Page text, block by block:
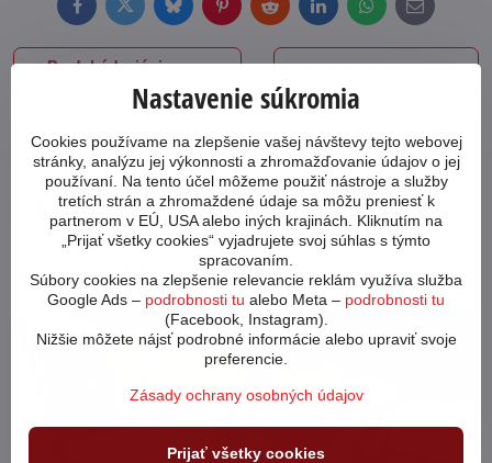
Novinky z blogu
64010
FacebookTwitterBlueskyPinterestRedditLinkedInWhatsApp
E-
mail
Predchádzajúci
Ako poskladať bicykel? Preprava tovaru
Aký bicykel si
vybrať?
Garancia najnižšej
ceny
Nastavenie súkromia
Cookies používame na zlepšenie vašej návštevy tejto webovej
stránky, analýzu jej výkonnosti a zhromažďovanie údajov o jej
používaní. Na tento účel môžeme použiť nástroje a služby
tretích strán a zhromaždené údaje sa môžu preniesť k
partnerom v EÚ, USA alebo iných krajinách. Kliknutím na
„Prijať všetky cookies“ vyjadrujete svoj súhlas s týmto
spracovaním.
Súbory cookies na zlepšenie relevancie reklám využíva služba
Google Ads – podrobnosti tu alebo Meta – podrobnosti tu
(Facebook, Instagram).
Nižšie môžete nájsť podrobné informácie alebo upraviť svoje
preferencie.
Zásady ochrany osobných údajov
Prijať všetky cookies